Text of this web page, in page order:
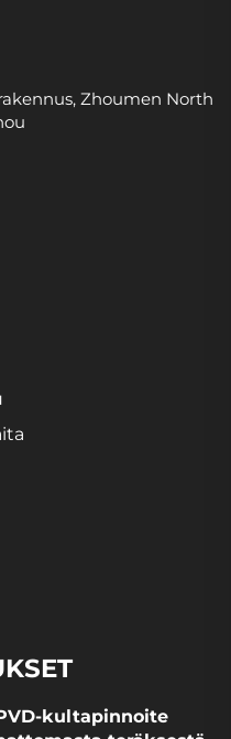
Zhoumen North
kultapinnoite